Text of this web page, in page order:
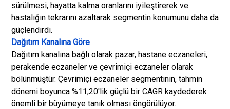
sürülmesi, hayatta kalma oranlarını iyileştirerek ve
hastalığın tekrarını azaltarak segmentin konumunu daha da
güçlendirdi.
Dağıtım Kanalına Göre
Dağıtım kanalına bağlı olarak pazar, hastane eczaneleri,
perakende eczaneler ve çevrimiçi eczaneler olarak
bölünmüştür. Çevrimiçi eczaneler segmentinin, tahmin
dönemi boyunca %11,20'lik güçlü bir CAGR kaydederek
önemli bir büyümeye tanık olması öngörülüyor.